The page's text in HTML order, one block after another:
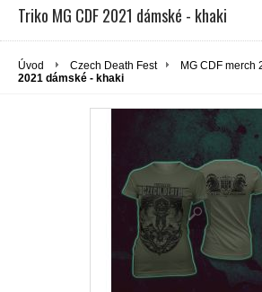
Triko MG CDF 2021 dámské - khaki
Úvod Czech Death Fest MG CDF merch
2021 dámské - khaki